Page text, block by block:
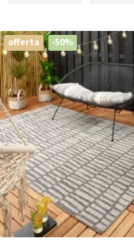
offerta -50%